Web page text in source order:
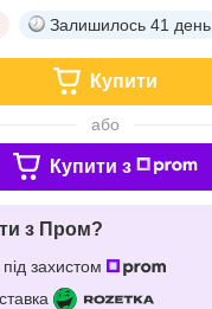
Залишилось 41 день
Купити
або
Купити з
з Пром?
захистом